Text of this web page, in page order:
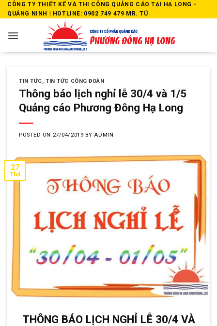
Skip
to
CÔNG TY THIẾT KẾ VÀ THI CÔNG QUẢNG CÁO TẠI HẠ LONG -
QUẢNG NINH | HOTLINE: 0902 749 479 MR. TÚ
TIN TỨC,TIN TỨC CÔNG ĐOÀN
Thông báo lịch nghỉ lễ 30/4 và 1/5
Quảng cáo Phương Đông Hạ Long
POSTED ON 27/04/2019 BY ADMIN
27
Th4
THÔNG BÁO LỊCH NGHỈ LỄ 30/4 VÀ